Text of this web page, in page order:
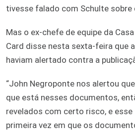
tivesse falado com Schulte sobre
Mas o ex-chefe de equipe da
Card disse nesta sexta-feira que
haviam alertado contra a
“John Negroponte nos alertou
que está nesses documentos,
revelados com certo risco, e
primeira vez em que os